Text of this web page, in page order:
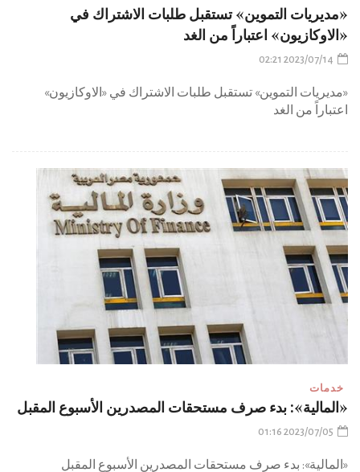
«مديريات التموين» تستقبل طلبات الاشتراك في
«الاوكازيون» اعتباراً من الغد
2023/07/14 02:21
«مديريات التموين» تستقبل طلبات الاشتراك في «الاوكازيون»
اعتباراً من الغد
خدمات
«المالية»: بدء صرف مستحقات المصدرين الأسبوع المقبل
2023/07/05 01:16
«المالية»: بدء صرف مستحقات المصدرين الأسبوع المقبل